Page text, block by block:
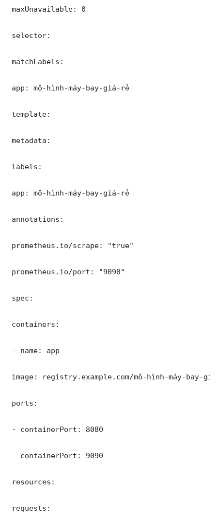
maxUnavailable: 0
selector:
matchLabels:
app: mô-hình-máy-bay-giá-rẻ
template:
metadata:
labels:
app: mô-hình-máy-bay-giá-rẻ
annotations:
prometheus.io/scrape: "true"
prometheus.io/port: "9090"
spec:
containers:
- name: app
image: registry.example.com/mô-hình-máy-bay-
ports:
- containerPort: 8080
- containerPort: 9090
resources:
requests: